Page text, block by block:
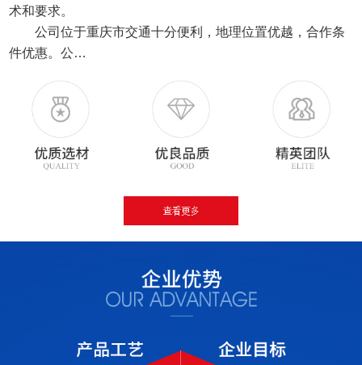
术和要求。
公司位于重庆市交通十分便利，地理位置优越，合作条
件优惠。公…